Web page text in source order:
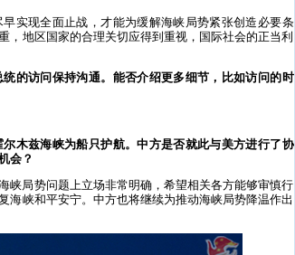
实现全面止战，才能为缓解海峡局势紧张创造必要条
，地区国家的合理关切应得到重视，国际社会的正当利
的访问保持沟通。能否介绍更多细节，比如访问的时
尔木兹海峡为船只护航。中方是否就此与美方进行了协
会？
峡局势问题上立场非常明确，希望相关各方能够审慎行
海峡和平安宁。中方也将继续为推动海峡局势降温作出